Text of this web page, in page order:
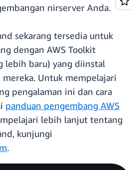
nirserver Anda.
sekarang tersedia untuk
dengan AWS Toolkit
lebih baru) yang diinstal
mereka. Untuk mempelajari
pengalaman ini dan cara
panduan pengembang AWS
lebih lanjut tentang
kunjungi
.